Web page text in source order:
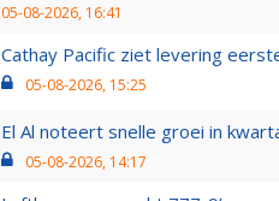
05-08-2026, 16:41
Cathay Pacific ziet levering
05-08-2026, 15:25
El Al noteert snelle groei in
05-08-2026, 14:17